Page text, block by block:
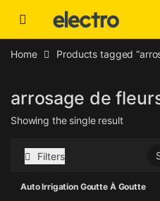
Home Products tagged
arrosage de
Showing the single result
Filters
Auto Irrigation Goutte À Goutte